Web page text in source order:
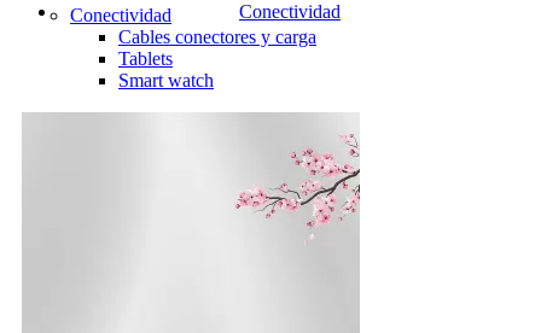
Conectividad
Conectividad
Cables conectores y carga
Tablets
Smart watch